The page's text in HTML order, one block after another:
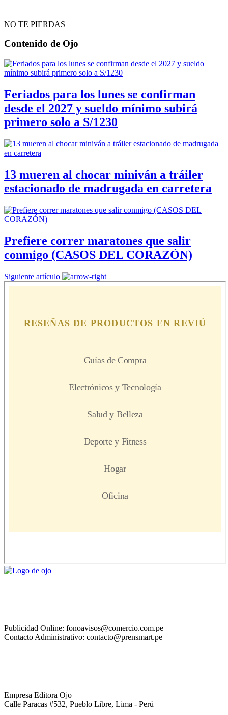
NO TE PIERDAS
Contenido de Ojo
Feriados para los lunes se confirman
desde el 2027 y sueldo mínimo subirá
primero solo a S/1230
13 mueren al chocar miniván a tráiler
estacionado de madrugada en carretera
Prefiere correr maratones que salir
conmigo (CASOS DEL CORAZÓN)
Siguiente artículo
Publicidad Online: fonoavisos@comercio.com.pe
Contacto Administrativo: contacto@prensmart.pe
Empresa Editora Ojo
Calle Paracas #532, Pueblo Libre, Lima - Perú